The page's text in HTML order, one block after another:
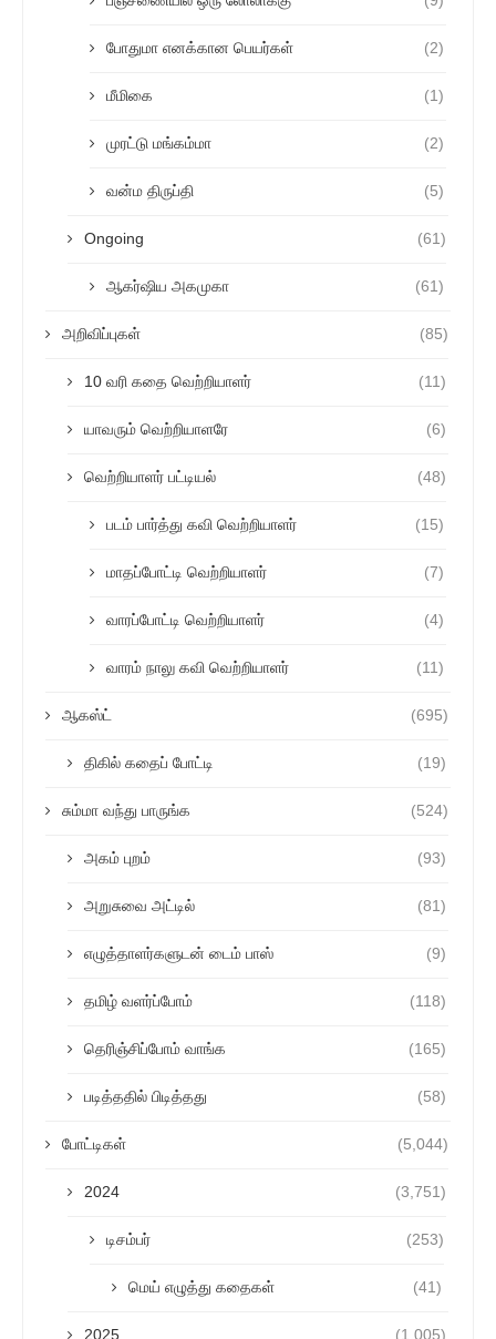
போதுமா எனக்கான பெயர்கள் (2)
மீமிகை (1)
முரட்டு மங்கம்மா (2)
வன்ம திருப்தி (5)
Ongoing (61)
ஆகர்ஷிய அகமுகா (61)
அறிவிப்புகள் (85)
10 வரி கதை வெற்றியாளர் (11)
யாவரும் வெற்றியாளரே (6)
வெற்றியாளர் பட்டியல் (48)
படம் பார்த்து கவி வெற்றியாளர் (15)
மாதப்போட்டி வெற்றியாளர் (7)
வாரப்போட்டி வெற்றியாளர் (4)
வாரம் நாலு கவி வெற்றியாளர் (11)
ஆகஸ்ட் (695)
திகில் கதைப் போட்டி (19)
சும்மா வந்து பாருங்க (524)
அகம் புறம் (93)
அறுசுவை அட்டில் (81)
எழுத்தாளர்களுடன் டைம் பாஸ் (9)
தமிழ் வளர்ப்போம் (118)
தெரிஞ்சிப்போம் வாங்க (165)
படித்ததில் பிடித்தது (58)
போட்டிகள் (5,044)
2024 (3,751)
டிசம்பர் (253)
மெய் எழுத்து கதைகள் (41)
2025 (1,005)